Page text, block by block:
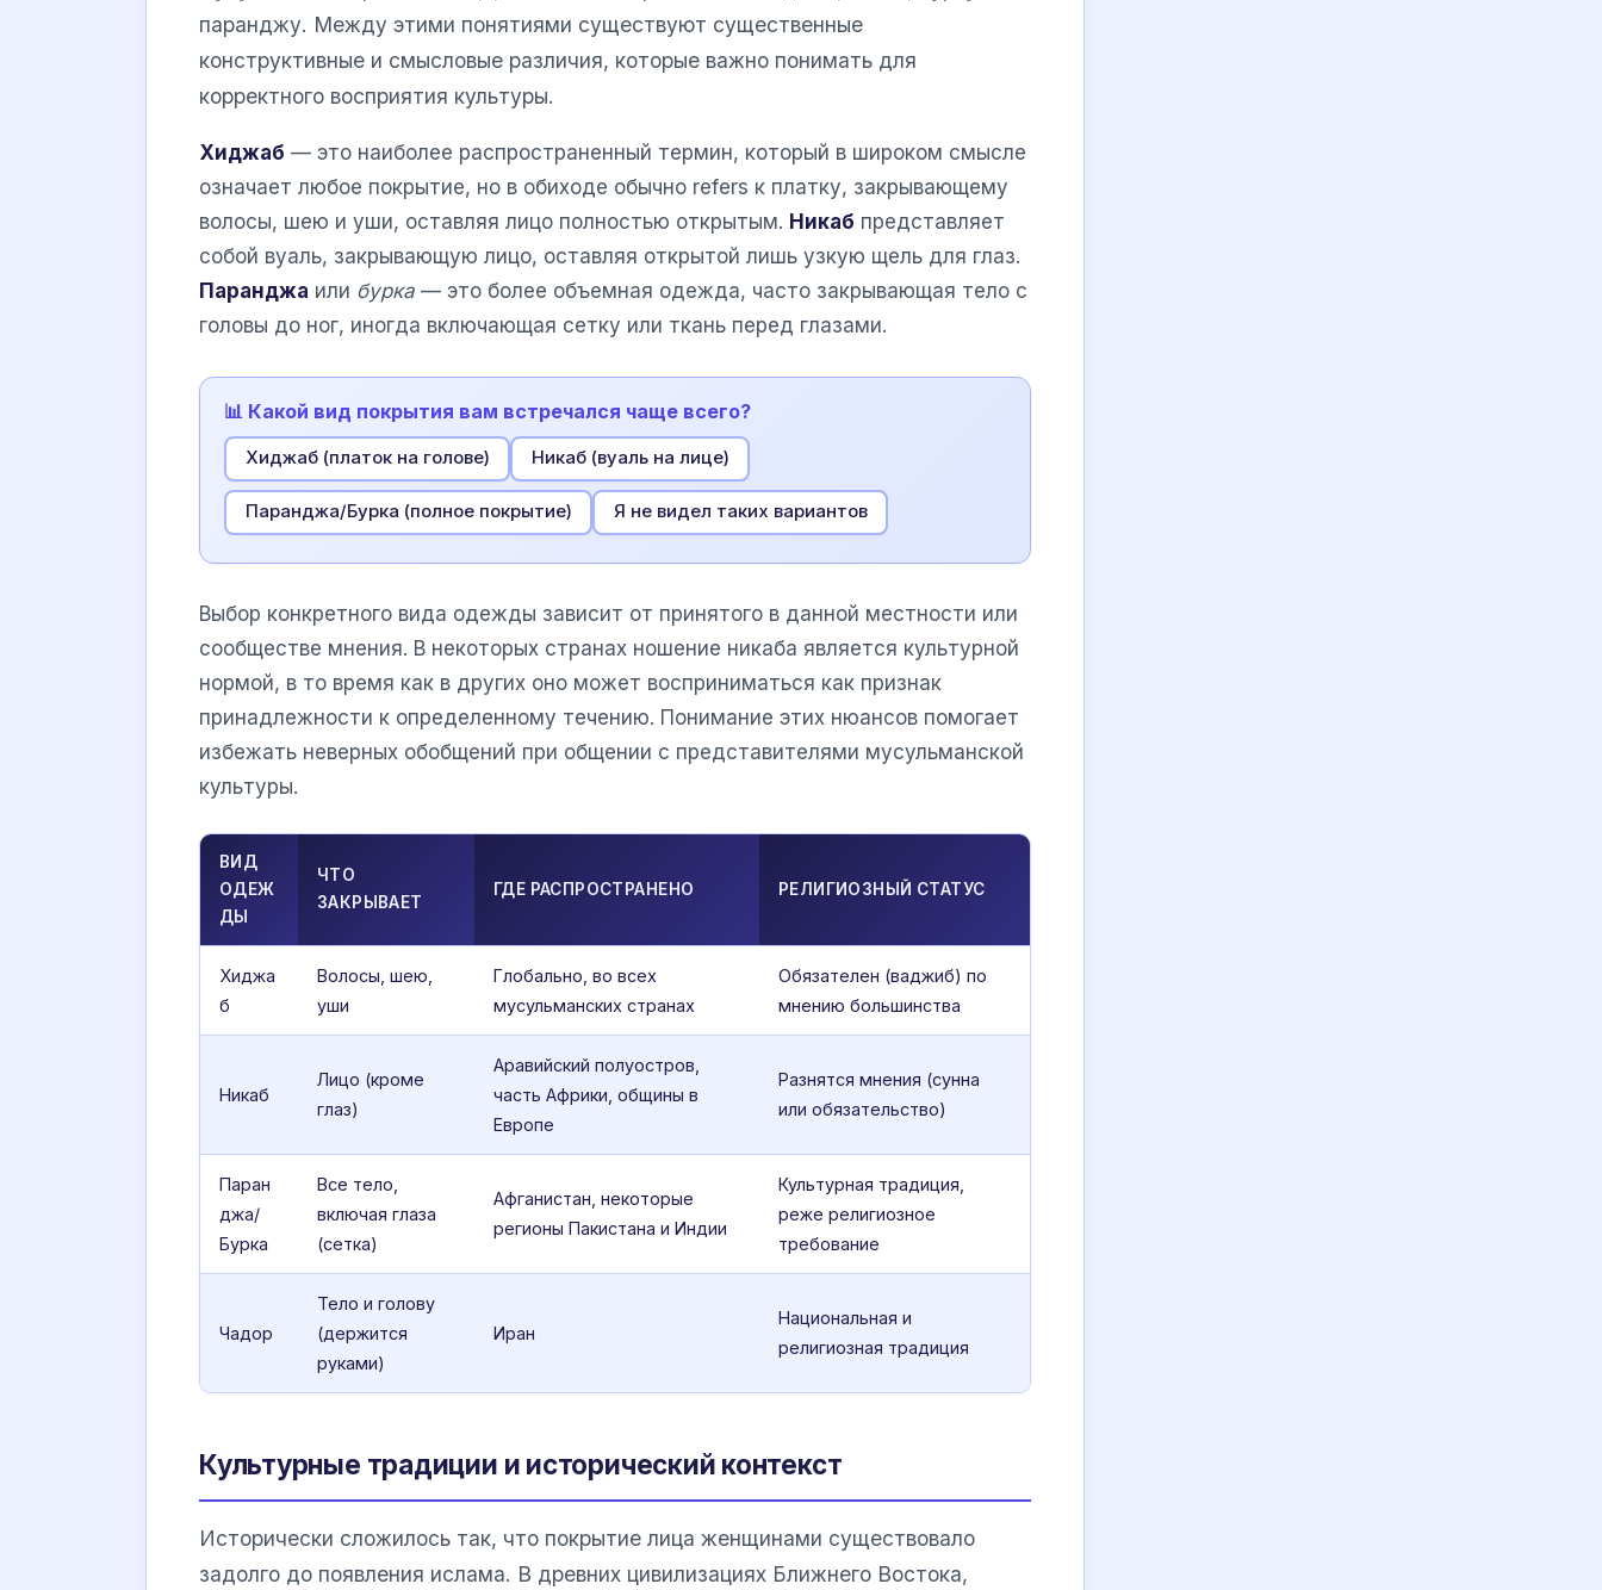
паранджу. Между этими понятиями существуют существенные
конструктивные и смысловые различия, которые важно понимать для
корректного восприятия культуры.
Хиджаб — это наиболее распространенный термин, который в широком смысле
означает любое покрытие, но в обиходе обычно refers к платку, закрывающему
волосы, шею и уши, оставляя лицо полностью открытым. Никаб представляет
собой вуаль, закрывающую лицо, оставляя открытой лишь узкую щель для глаз.
Паранджа или бурка — это более объемная одежда, часто закрывающая тело с
головы до ног, иногда включающая сетку или ткань перед глазами.
📊 Какой вид покрытия вам встречался чаще всего?
Хиджаб (платок на голове) Никаб (вуаль на лице)
Паранджа/Бурка (полное покрытие) Я не видел таких вариантов
Выбор конкретного вида одежды зависит от принятого в данной местности или
сообществе мнения. В некоторых странах ношение никаба является культурной
нормой, в то время как в других оно может восприниматься как признак
принадлежности к определенному течению. Понимание этих нюансов помогает
избежать неверных обобщений при общении с представителями мусульманской
культуры.
ВИД
ОДЕЖ
ДЫ
ЧТО
ЗАКРЫВАЕТ
ГДЕ РАСПРОСТРАНЕНО РЕЛИГИОЗНЫЙ СТАТУС
Хиджа
б
Волосы, шею,
уши
Глобально, во всех
мусульманских странах
Обязателен (ваджиб) по
мнению большинства
Никаб
Лицо (кроме
глаз)
Аравийский полуостров,
часть Африки, общины в
Европе
Разнятся мнения (сунна
или обязательство)
Паран
джа/
Бурка
Все тело,
включая глаза
(сетка)
Афганистан, некоторые
регионы Пакистана и Индии
Культурная традиция,
реже религиозное
требование
Чадор
Тело и голову
(держится
руками)
Иран
Национальная и
религиозная традиция
Культурные традиции и исторический контекст
Исторически сложилось так, что покрытие лица женщинами существовало
задолго до появления ислама. В древних цивилизациях Ближнего Востока,